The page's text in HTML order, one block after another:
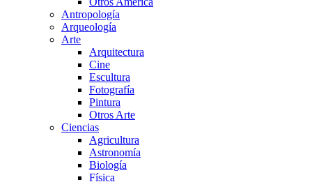
Antropología
Arqueología
Arte
Arquitectura
Cine
Escultura
Fotografía
Pintura
Otros Arte
Ciencias
Agricultura
Astronomía
Biología
Física